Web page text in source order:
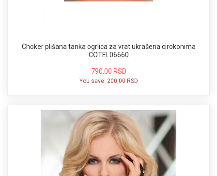
Choker plišana tanka ogrlica za vrat ukrašena cirokonima
COTEL06660
790,00 RSD
You save: 200,00 RSD